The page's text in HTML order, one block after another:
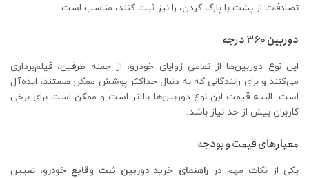
تصادفات از پشت یا پارک کردن، را نیز ثبت کنند، مناسب است.
دوربین 360 درجه
این نوع دوربین‌ها از تمامی زوایای خودرو، از جمله طرفین، فیلم‌برداری
می‌کنند و برای رانندگانی که به دنبال حداکثر پوشش ممکن هستند، ایده‌آل
است. البته قیمت این نوع دوربین‌ها بالاتر است و ممکن است برای برخی
کاربران بیش از حد نیاز باشد.
معیارهای قیمت و بودجه
یکی از نکات مهم درراهنمای خرید دوربین ثبت وقایع خودرو، تعیین